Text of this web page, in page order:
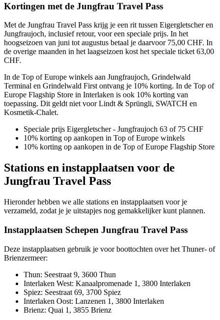
Kortingen met de Jungfrau Travel Pass
Met de Jungfrau Travel Pass krijg je een rit tussen Eigergletscher en
Jungfraujoch, inclusief retour, voor een speciale prijs. In het
hoogseizoen van juni tot augustus betaal je daarvoor 75,00 CHF. In
de overige maanden in het laagseizoen kost het speciale ticket 63,00
CHF.
In de Top of Europe winkels aan Jungfraujoch, Grindelwald
Terminal en Grindelwald First ontvang je 10% korting. In de Top of
Europe Flagship Store in Interlaken is ook 10% korting van
toepassing. Dit geldt niet voor Lindt & Sprüngli, SWATCH en
Kosmetik-Chalet.
Speciale prijs Eigergletscher - Jungfraujoch 63 of 75 CHF
10% korting op aankopen in Top of Europe winkels
10% korting op aankopen in de Top of Europe Flagship Store
Stations en instapplaatsen voor de
Jungfrau Travel Pass
Hieronder hebben we alle stations en instapplaatsen voor je
verzameld, zodat je je uitstapjes nog gemakkelijker kunt plannen.
Instapplaatsen Schepen Jungfrau Travel Pass
Deze instapplaatsen gebruik je voor boottochten over het Thuner- of
Brienzermeer:
Thun: Seestraat 9, 3600 Thun
Interlaken West: Kanaalpromenade 1, 3800 Interlaken
Spiez: Seestraat 69, 3700 Spiez
Interlaken Oost: Lanzenen 1, 3800 Interlaken
Brienz: Quai 1, 3855 Brienz